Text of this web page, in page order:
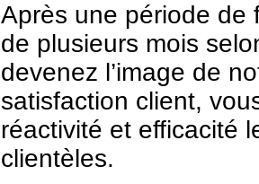
Après une période de
de plusieurs mois
devenez l’image de
satisfaction client,
réactivité et efficacité
clientèles.